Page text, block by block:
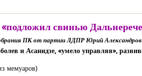
свинью
ПК от партии ЛДПР Юрий
и Асанидзе, «умело управляя»,
мемуаров)